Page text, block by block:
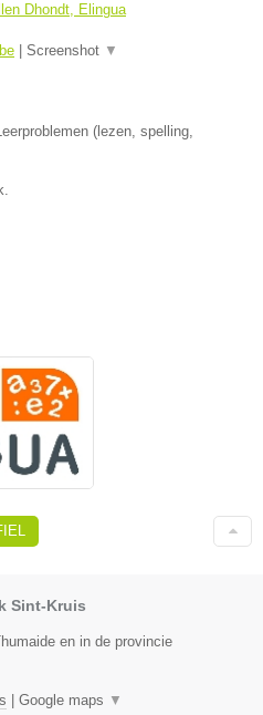
Dhondt, Elingua
Screenshot ▼
(lezen, spelling,
Sint-Kruis
en in de provincie
Google maps ▼